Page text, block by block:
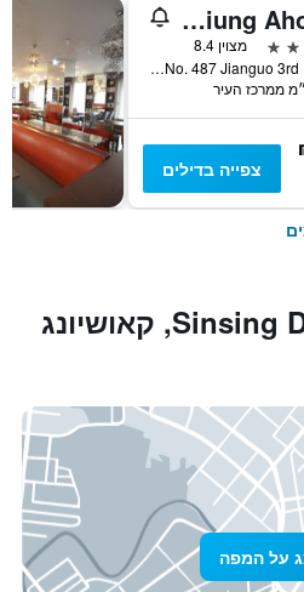
Kaohsiung Ahotel
מצוין 8.4
No. 487 Jianguo 3rd Road, קאושיונג, טייוואן
צפייה בדילים
על המפה